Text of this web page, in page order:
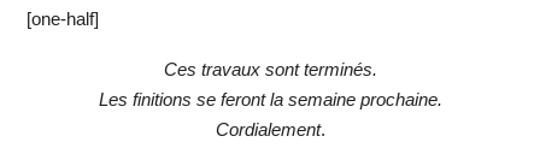
[one-half]
Ces travaux sont terminés.
Les finitions se feront la semaine prochaine.
Cordialement.